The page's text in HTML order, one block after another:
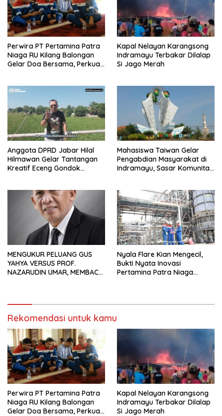
Perwira PT Pertamina Patra
Niaga RU Kilang Balongan
Gelar Doa Bersama, Perkuat
Kapal Nelayan Karangsong
Indramayu Terbakar Dilalap
Si Jago Merah
Anggota DPRD Jabar Hilal
Hilmawan Gelar Tantangan
Kreatif Eceng Gondok
Mahasiswa Taiwan Gelar
Pengabdian Masyarakat di
Indramayu, Sasar Komunitas
MENGUKUR PELUANG GUS
YAHYA VERSUS PROF.
NAZARUDIN UMAR, MEMBACA
Nyala Flare Kian Mengecil,
Bukti Nyata Inovasi
Pertamina Patra Niaga
Rekomendasi untuk kamu
Perwira PT Pertamina Patra
Niaga RU Kilang Balongan
Gelar Doa Bersama, Perkuat
Kapal Nelayan Karangsong
Indramayu Terbakar Dilalap
Si Jago Merah